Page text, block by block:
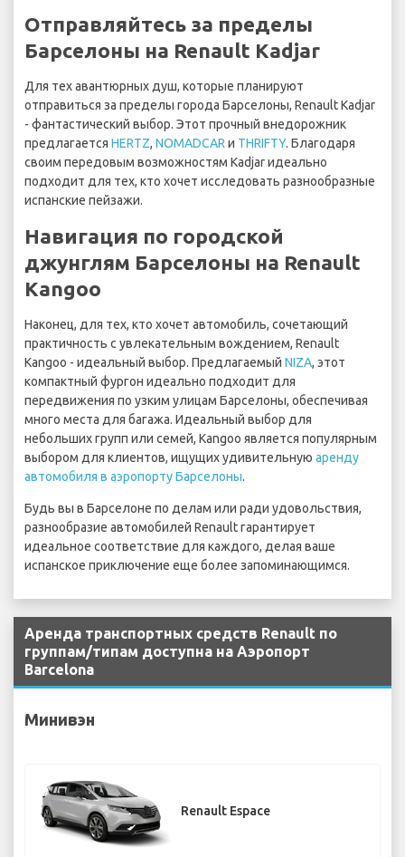
Отправляйтесь за пределы
Барселоны на Renault Kadjar
Для тех авантюрных душ, которые планируют
отправиться за пределы города Барселоны, Renault Kadjar
- фантастический выбор. Этот прочный внедорожник
предлагается HERTZ, NOMADCAR и THRIFTY. Благодаря
своим передовым возможностям Kadjar идеально
подходит для тех, кто хочет исследовать разнообразные
испанские пейзажи.
Навигация по городской
джунглям Барселоны на Renault
Kangoo
Наконец, для тех, кто хочет автомобиль, сочетающий
практичность с увлекательным вождением, Renault
Kangoo - идеальный выбор. Предлагаемый NIZA, этот
компактный фургон идеально подходит для
передвижения по узким улицам Барселоны, обеспечивая
много места для багажа. Идеальный выбор для
небольших групп или семей, Kangoo является популярным
выбором для клиентов, ищущих удивительную аренду
автомобиля в аэропорту Барселоны.
Будь вы в Барселоне по делам или ради удовольствия,
разнообразие автомобилей Renault гарантирует
идеальное соответствие для каждого, делая ваше
испанское приключение еще более запоминающимся.
Аренда транспортных средств Renault по
группам/типам доступна на Аэропорт
Barcelona
Минивэн
Renault Espace